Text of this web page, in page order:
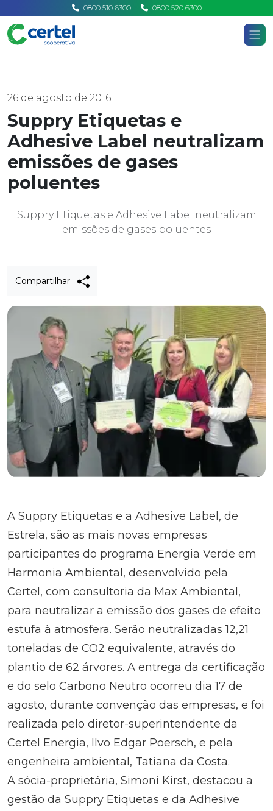
0800 510 6300 0800 520 6300
Certel
26 de agosto de 2016
Suppry Etiquetas e
Adhesive Label neutralizam
emissões de gases
poluentes
Suppry Etiquetas e Adhesive Label neutralizam
emissões de gases poluentes
Compartilhar
A Suppry Etiquetas e a Adhesive Label, de
Estrela, são as mais novas empresas
participantes do programa Energia Verde em
Harmonia Ambiental, desenvolvido pela
Certel, com consultoria da Max Ambiental,
para neutralizar a emissão dos gases de efeito
estufa à atmosfera. Serão neutralizadas 12,21
toneladas de CO2 equivalente, através do
plantio de 62 árvores. A entrega da certificação
e do selo Carbono Neutro ocorreu dia 17 de
agosto, durante convenção das empresas, e foi
realizada pelo diretor-superintendente da
Certel Energia, Ilvo Edgar Poersch, e pela
engenheira ambiental, Tatiana da Costa.
A sócia-proprietária, Simoni Kirst, destacou a
gestão da Suppry Etiquetas e da Adhesive